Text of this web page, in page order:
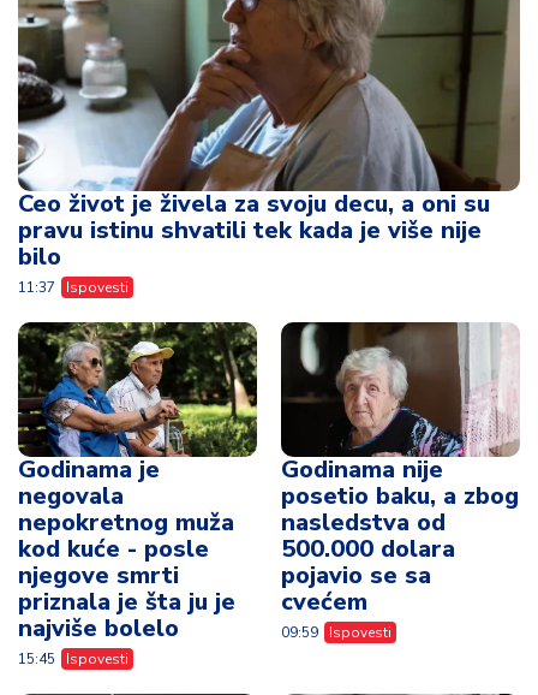
Ceo život je živela za svoju decu, a oni su
pravu istinu shvatili tek kada je više nije
bilo
11:37 Ispovesti
Godinama je
negovala
nepokretnog muža
kod kuće - posle
njegove smrti
priznala je šta ju je
najviše bolelo
15:45 Ispovesti
Godinama nije
posetio baku, a zbog
nasledstva od
500.000 dolara
pojavio se sa
cvećem
09:59 Ispovesti